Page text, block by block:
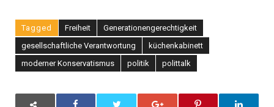
Tagged Freiheit
Generationengerechtigkeit
gesellschaftliche Verantwortung
küchenkabinett
moderner Konservatismus
politik polittalk